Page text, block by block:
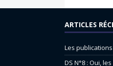
ARTICLES
Les
DS N°8 : Oui,